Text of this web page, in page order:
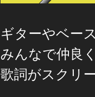
ギターやベー
みんなで仲良
歌詞がスクリ